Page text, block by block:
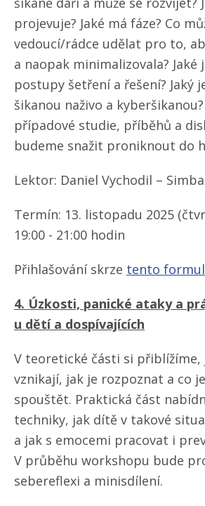
projevuje? Jaké má fáze? Co
vedoucí/rádce udělat pro to,
a naopak minimalizovala?
postupy šetření a řešení? Jaký
šikanou naživo a
případové studie, příběhů a
budeme snažit proniknout do
Lektor: Daniel Vychodil – Simba
Termín: 13. listopadu 2025
19:00 - 21:00 hodin
Přihlašování skrze tento
4. Úzkosti, panické ataky a
u dětí a dospívajících
V teoretické části si
vznikají, jak je rozpoznat a co
spouštět. Praktická část
techniky, jak dítě v takové
a jak s emocemi pracovat i
V průběhu workshopu bude
sebereflexi a minisdílení.